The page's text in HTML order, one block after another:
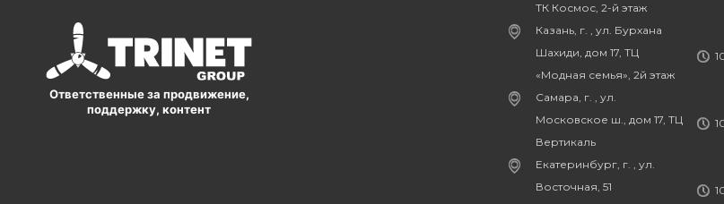
Ответственные за продвижение,
поддержку, контент
ТК Космос, 2-й этаж
Казань, г. , ул. Бурхана
Шахиди, дом 17, ТЦ
«Модная семья», 2й этаж
Самара, г. , ул.
Московское ш., дом 17, ТЦ
Вертикаль
Екатеринбург, г. , ул.
Восточная, 51